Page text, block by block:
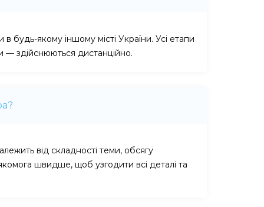
будь-якому іншому місті України. Усі етапи
— здійснюються дистанційно.
від складності теми, обсягу
швидше, щоб узгодити всі деталі та